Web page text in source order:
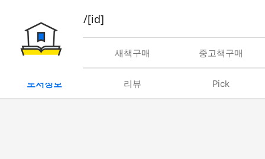
book/rent/[id]
대여 새책구매 중고책구매
도서정보 리뷰 Pick